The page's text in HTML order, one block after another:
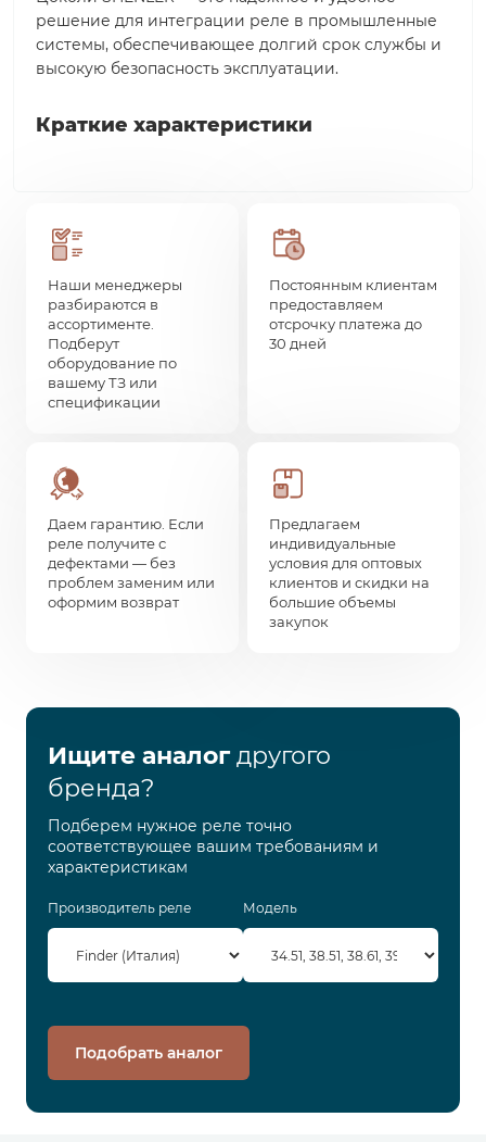
решение для интеграции реле в промышленные
системы, обеспечивающее долгий срок службы и
высокую безопасность эксплуатации.
Краткие характеристики
Наши менеджеры
разбираются в
ассортименте.
Подберут
оборудование по
вашему ТЗ или
спецификации
Постоянным клиентам
предоставляем
отсрочку платежа до
30 дней
Даем гарантию. Если
реле получите с
дефектами — без
проблем заменим или
оформим возврат
Предлагаем
индивидуальные
условия для оптовых
клиентов и скидки на
большие объемы
закупок
Ищите аналогдругого
бренда?
Подберем нужное реле точно
соответствующее вашим требованиям и
характеристикам
Производитель реле Модель
Подобрать аналог